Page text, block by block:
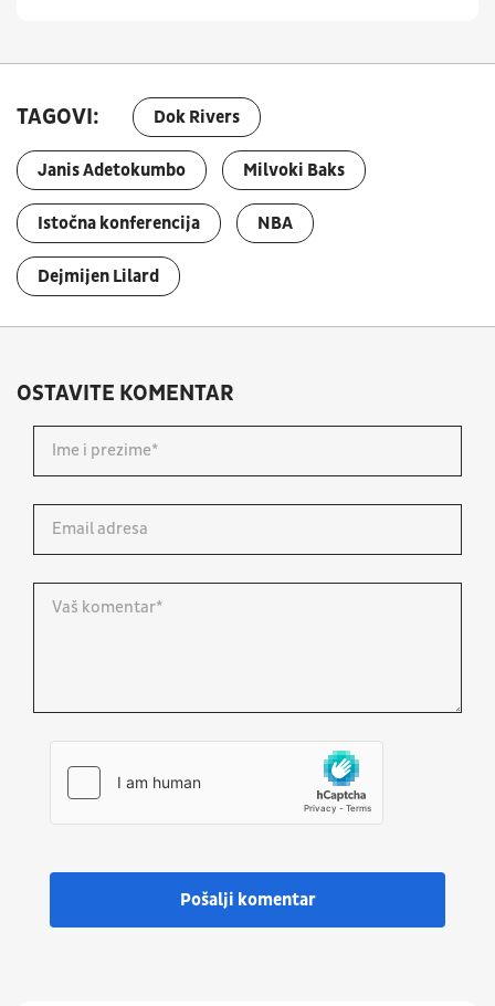
TAGOVI: Dok Rivers
Janis Adetokumbo Milvoki Baks
Istočna konferencija NBA
Dejmijen Lilard
OSTAVITE KOMENTAR
Pošalji komentar